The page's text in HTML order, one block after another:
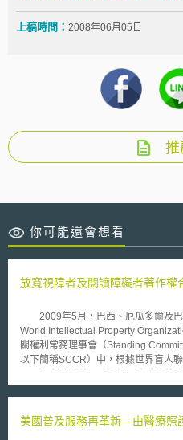
上稿時間： 2008年06月05日
推
你可能還會想看
放寬視障者及閱讀障礙者著作權
2009年5月，巴西、厄瓜多爾及巴
World Intellectual Property
關權利常務理事會（Standing
以下簡稱SCCR）中，根據世界盲人
簡稱VIPs）及閱讀障礙者接觸受著作
張，亦即針對視障者及閱讀障礙者放寬著
美國普及服務再革新—由醫療照